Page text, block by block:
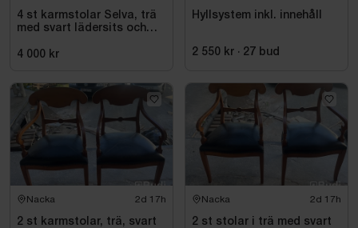
4 st karmstolar Selva, trä
med svart lädersits och
4 000 kr
Hyllsystem inkl. innehåll
2 550 kr · 27 bud
Nacka 2d 17h
2 st karmstolar, trä, svart
Nacka 2d 17h
2 st stolar i trä med svart